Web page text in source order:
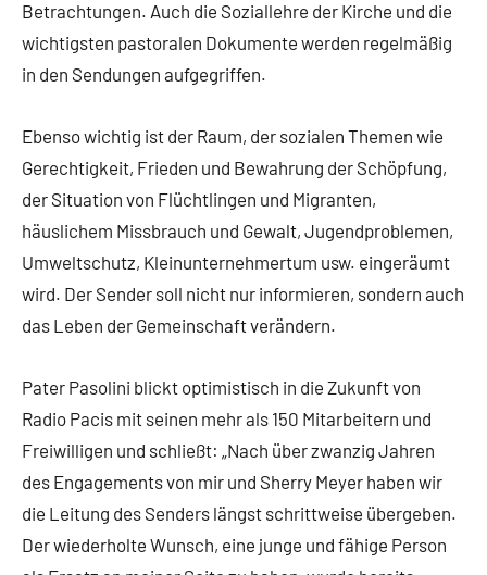
Betrachtungen. Auch die Soziallehre der Kirche und die
wichtigsten pastoralen Dokumente werden regelmäßig
in den Sendungen aufgegriffen.
Ebenso wichtig ist der Raum, der sozialen Themen wie
Gerechtigkeit, Frieden und Bewahrung der Schöpfung,
der Situation von Flüchtlingen und Migranten,
häuslichem Missbrauch und Gewalt, Jugendproblemen,
Umweltschutz, Kleinunternehmertum usw. eingeräumt
wird. Der Sender soll nicht nur informieren, sondern auch
das Leben der Gemeinschaft verändern.
Pater Pasolini blickt optimistisch in die Zukunft von
Radio Pacis mit seinen mehr als 150 Mitarbeitern und
Freiwilligen und schließt: „Nach über zwanzig Jahren
des Engagements von mir und Sherry Meyer haben wir
die Leitung des Senders längst schrittweise übergeben.
Der wiederholte Wunsch, eine junge und fähige Person